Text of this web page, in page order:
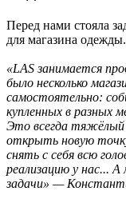
Перед нами стояла
для магазина одежды.
«LAS занимается
было несколько
самостоятельно:
купленных в разных
Это всегда тяжёлый
открыть новую
снять с себя всю
реализацию у нас...
задачи» —